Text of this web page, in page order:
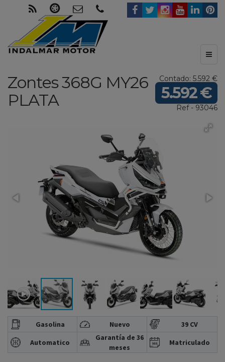
Contado: 5.592 €
5.592 €
Ref - 93046
Zontes368G MY26
PLATA
Gasolina Nuevo
39 CV
Automatico
Garantía de 36
meses
Matriculado